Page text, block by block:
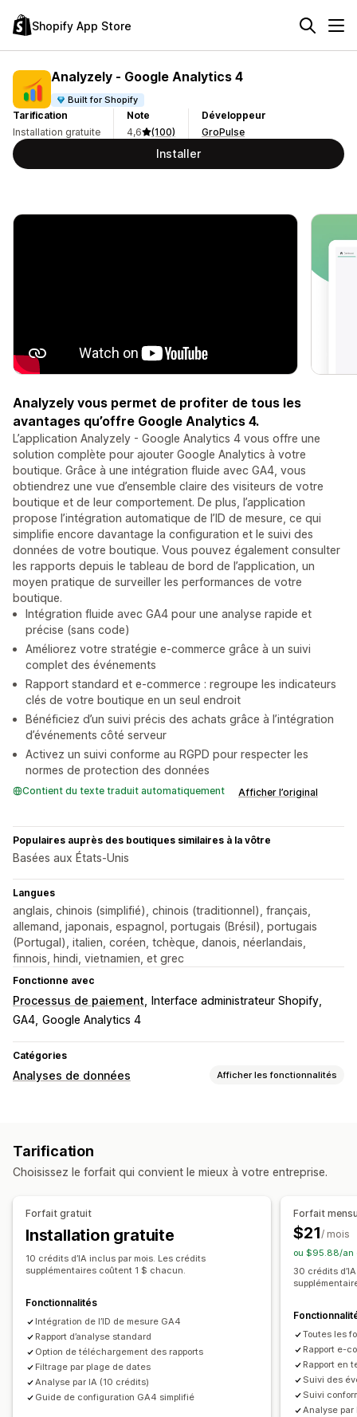
Shopify App Store
Analyzely ‑ Google Analytics 4
Built for Shopify
Tarification
Installation gratuite
Note
4,6
(100)
Développeur
GroPulse
Installer
Analyzely vous permet de profiter de tous les
avantages qu’offre Google Analytics 4.
L’application Analyzely - Google Analytics 4 vous offre une
solution complète pour ajouter Google Analytics à votre
boutique. Grâce à une intégration fluide avec GA4, vous
obtiendrez une vue d’ensemble claire des visiteurs de votre
boutique et de leur comportement. De plus, l’application
propose l’intégration automatique de l’ID de mesure, ce qui
simplifie encore davantage la configuration et le suivi des
données de votre boutique. Vous pouvez également consulter
les rapports depuis le tableau de bord de l’application, un
moyen pratique de surveiller les performances de votre
boutique.
Intégration fluide avec GA4 pour une analyse rapide et
précise (sans code)
Améliorez votre stratégie e-commerce grâce à un suivi
complet des événements
Rapport standard et e-commerce : regroupe les indicateurs
clés de votre boutique en un seul endroit
Bénéficiez d’un suivi précis des achats grâce à l’intégration
d’événements côté serveur
Activez un suivi conforme au RGPD pour respecter les
normes de protection des données
Contient du texte traduit automatiquement Afficher l’original
Populaires auprès des boutiques similaires à la vôtre
Basées aux États-Unis
Langues
anglais, chinois (simplifié), chinois (traditionnel), français,
allemand, japonais, espagnol, portugais (Brésil), portugais
(Portugal), italien, coréen, tchèque, danois, néerlandais,
finnois, hindi, vietnamien, et grec
Fonctionne avec
Processus de paiement
Interface administrateur Shopify
GA4 Google Analytics 4
Catégories
Analyses de données Afficher les fonctionnalités
Suivi de l’événement
Analyse de l’entonnoir
Suivi de pixel
Supports visuels et rapports
Tableau de bord des analyses de données
Conformité au RGPD
Tarification
Choisissez le forfait qui convient le mieux à votre entreprise.
Forfait gratuit
Installation gratuite
10 crédits d’IA inclus par mois. Les crédits
supplémentaires coûtent 1 $ chacun.
Fonctionnalités
Intégration de l’ID de mesure GA4
Rapport d’analyse standard
Option de téléchargement des rapports
Filtrage par plage de dates
Analyse par IA (10 crédits)
Guide de configuration GA4 simplifié
Forfait
$21/ mois
ou $95.88/an
30 crédits
Toutes les
Rapport e-
Rapport en
Suivi des
Suivi
Analyse